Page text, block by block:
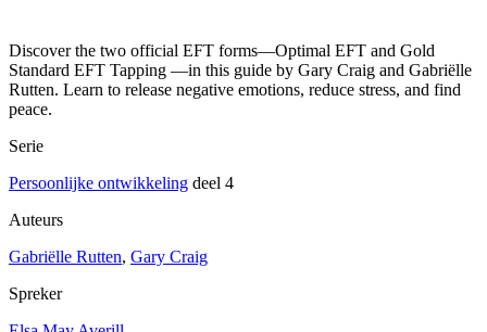
Discover the two official EFT forms—Optimal EFT and Gold
Standard EFT Tapping —in this guide by Gary Craig and Gabriëlle
Rutten. Learn to release negative emotions, reduce stress, and find
peace.
Serie
Persoonlijke ontwikkeling deel 4
Auteurs
Gabriëlle Rutten, Gary Craig
Spreker